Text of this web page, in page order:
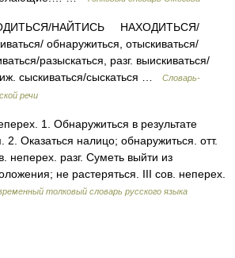
НАЙТИСЬ НАХОДИТЬСЯ/
обнаружиться, отыскиваться/
разыскаться, разг. выискиваться/
сыскиваться/сыскаться …
Словарь-
речи
1. Обнаружиться в результате
2. Оказаться налицо; обнаружиться. отт.
неперех. разг. Суметь выйти из
не растеряться. III сов. неперех.
толковый словарь русского языка